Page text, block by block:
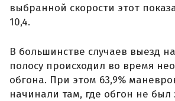
выбранной скорости этот
10,4.
В большинстве случаев выезд
полосу происходил во время
обгона. При этом 63,9%
начинали там, где обгон не